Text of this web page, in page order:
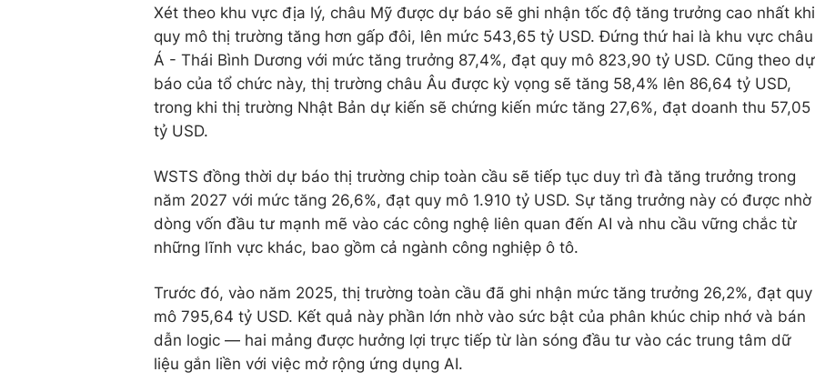
Xét theo khu vực địa lý, châu Mỹ được dự báo sẽ ghi nhận tốc độ tăng trưởng cao nhất khi
quy mô thị trường tăng hơn gấp đôi, lên mức 543,65 tỷ USD. Đứng thứ hai là khu vực châu
Á - Thái Bình Dương với mức tăng trưởng 87,4%, đạt quy mô 823,90 tỷ USD. Cũng theo dự
báo của tổ chức này, thị trường châu Âu được kỳ vọng sẽ tăng 58,4% lên 86,64 tỷ USD,
trong khi thị trường Nhật Bản dự kiến sẽ chứng kiến mức tăng 27,6%, đạt doanh thu 57,05
tỷ USD.
WSTS đồng thời dự báo thị trường chip toàn cầu sẽ tiếp tục duy trì đà tăng trưởng trong
năm 2027 với mức tăng 26,6%, đạt quy mô 1.910 tỷ USD. Sự tăng trưởng này có được nhờ
dòng vốn đầu tư mạnh mẽ vào các công nghệ liên quan đến AI và nhu cầu vững chắc từ
những lĩnh vực khác, bao gồm cả ngành công nghiệp ô tô.
Trước đó, vào năm 2025, thị trường toàn cầu đã ghi nhận mức tăng trưởng 26,2%, đạt quy
mô 795,64 tỷ USD. Kết quả này phần lớn nhờ vào sức bật của phân khúc chip nhớ và bán
dẫn logic — hai mảng được hưởng lợi trực tiếp từ làn sóng đầu tư vào các trung tâm dữ
liệu gắn liền với việc mở rộng ứng dụng AI.